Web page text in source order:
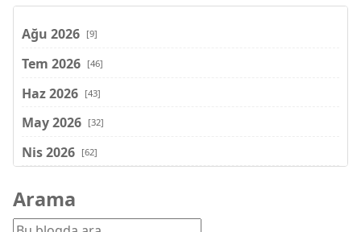
Ağu 2026 [9]
Tem 2026 [46]
Haz 2026 [43]
May 2026 [32]
Nis 2026 [62]
Şub 2026
Arama